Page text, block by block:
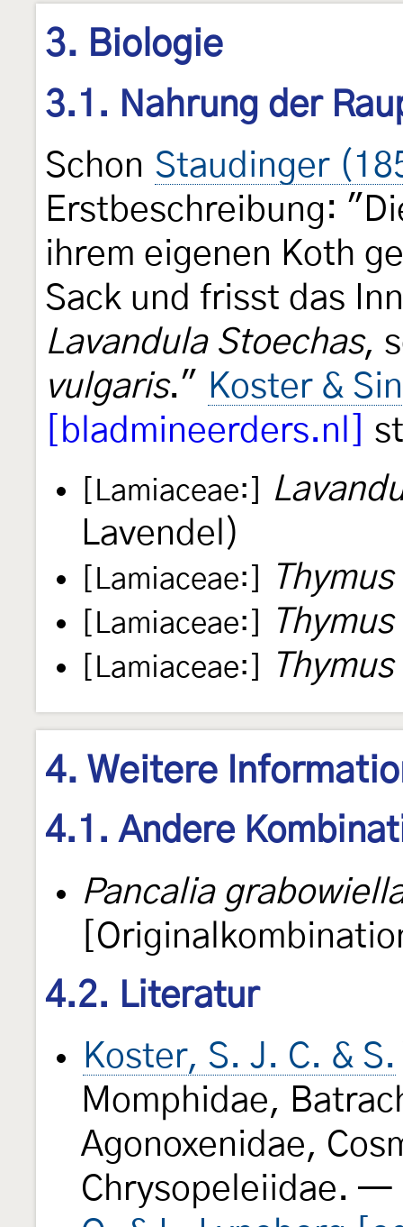
3. Biologie
3.1. Nahrung der
Schon Staudinger
Erstbeschreibung:
ihrem eigenen Koth
Sack und frisst das
Lavandula Stoechas,
vulgaris." Koster &
[bladmineerders.nl]
[Lamiaceae:]
Lavendel)
[Lamiaceae:]
[Lamiaceae:]
[Lamiaceae:]
4. Weitere
4.1. Andere
Pancalia
4.2. Literatur
Koster, S. J. C. & S.
Momphidae,
Agonoxenidae,
Chrysopeleiidae.